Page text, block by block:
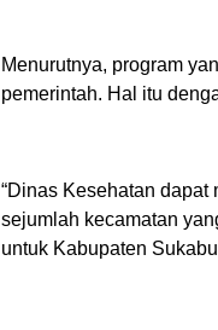
Menurutnya, program
pemerintah. Hal itu
“Dinas Kesehatan
sejumlah kecamatan
untuk Kabupaten